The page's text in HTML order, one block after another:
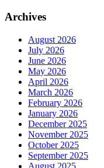
Archives
August 2026
July 2026
June 2026
May 2026
April 2026
March 2026
February 2026
January 2026
December 2025
November 2025
October 2025
September 2025
August 2025